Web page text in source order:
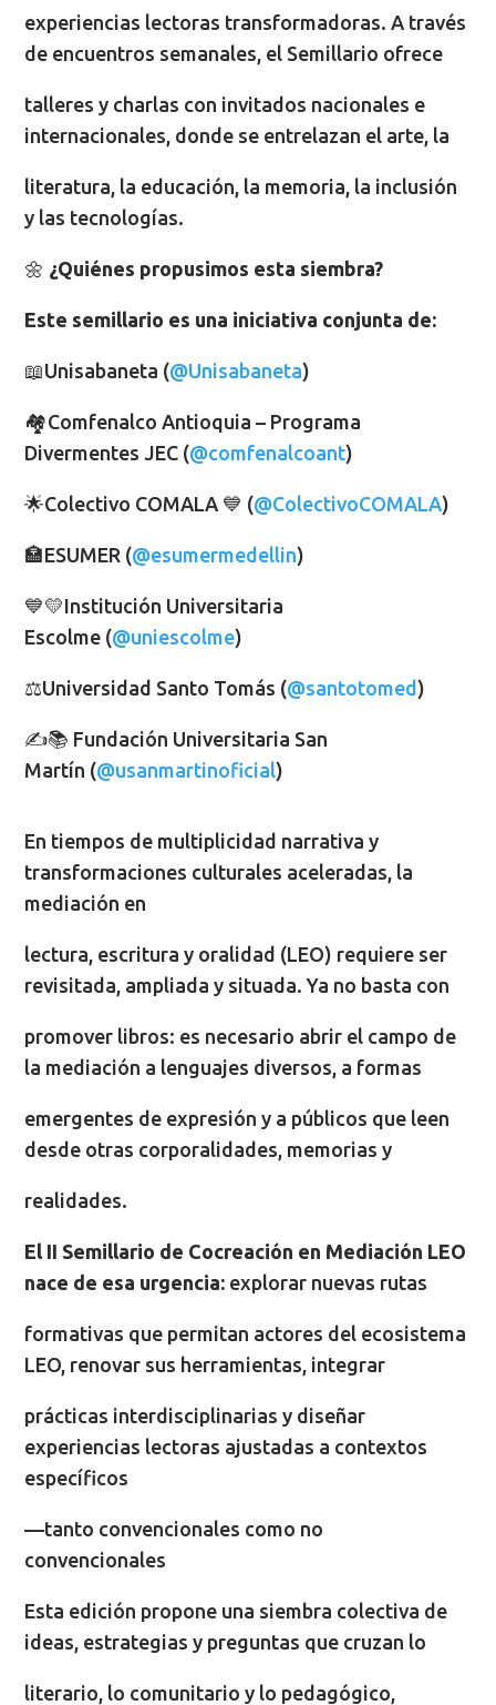
experiencias lectoras transformadoras. A través
de encuentros semanales, el Semillario ofrece
talleres y charlas con invitados nacionales e
internacionales, donde se entrelazan el arte, la
literatura, la educación, la memoria, la inclusión
y las tecnologías.
🌼 ¿Quiénes propusimos esta siembra?
Este semillario es una iniciativa conjunta de:
📖Unisabaneta (@Unisabaneta)
🏘️Comfenalco Antioquia – Programa
Divermentes JEC (@comfenalcoant)
🌟Colectivo COMALA 💙 (@ColectivoCOMALA)
🏣ESUMER (@esumermedellin)
💙💛Institución Universitaria
Escolme (@uniescolme)
⚖️Universidad Santo Tomás (@santotomed)
✍📚 Fundación Universitaria San
Martín (@usanmartinoficial)
En tiempos de multiplicidad narrativa y
transformaciones culturales aceleradas, la
mediación en
lectura, escritura y oralidad (LEO) requiere ser
revisitada, ampliada y situada. Ya no basta con
promover libros: es necesario abrir el campo de
la mediación a lenguajes diversos, a formas
emergentes de expresión y a públicos que leen
desde otras corporalidades, memorias y
realidades.
El II Semillario de Cocreación en Mediación LEO
nace de esa urgencia: explorar nuevas rutas
formativas que permitan actores del ecosistema
LEO, renovar sus herramientas, integrar
prácticas interdisciplinarias y diseñar
experiencias lectoras ajustadas a contextos
específicos
—tanto convencionales como no
convencionales
Esta edición propone una siembra colectiva de
ideas, estrategias y preguntas que cruzan lo
literario, lo comunitario y lo pedagógico,